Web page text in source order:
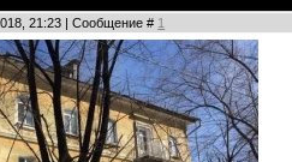
21:23 | Сообщение # 1